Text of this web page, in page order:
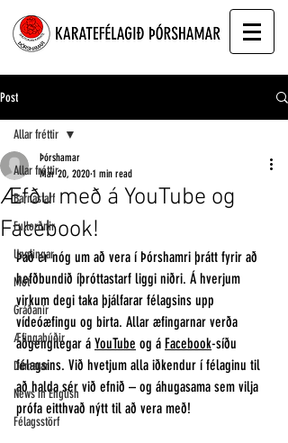
Post
Allar fréttir
Barnastarf
Fullorðnir
Unglingar
Mót
Gráðanir
Æfingabúðir
Dómarar
News in English
Félagsstörf
Allar fréttir
Æfðu með á YouTube og
Facebook!
Þórshamar
Mar 20, 2020 1 min read
Það er nóg um að vera í Þórshamri þrátt fyrir að
hefðbundið íþróttastarf liggi niðri. Á hverjum
virkum degi taka þjálfarar félagsins upp
vídeóæfingu og birta. Allar æfingarnar verða
aðgengilegar á YouTube og á Facebook-síðu
félagsins. Við hvetjum alla iðkendur í félaginu til
að halda sér við efnið – og áhugasama sem vilja
prófa eitthvað nýtt til að vera með!